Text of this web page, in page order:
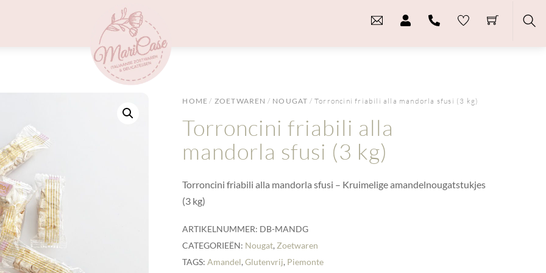
Menu
HOME / ZOETWAREN / NOUGAT / Torroncini friabili alla mandorla sfusi (3 kg)
Torroncini friabili alla
mandorla sfusi (3 kg)
Torroncini friabili alla mandorla sfusi – Kruimelige amandelnougatstukjes
(3 kg)
ARTIKELNUMMER: DB-MANDG
CATEGORIEËN: Nougat, Zoetwaren
TAGS:Amandel,Glutenvrij, Piemonte